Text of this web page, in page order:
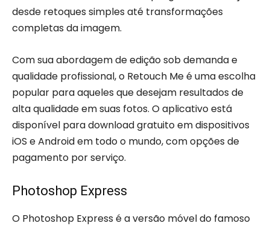
desde retoques simples até transformações
completas da imagem.
Com sua abordagem de edição sob demanda e
qualidade profissional, o Retouch Me é uma escolha
popular para aqueles que desejam resultados de
alta qualidade em suas fotos. O aplicativo está
disponível para download gratuito em dispositivos
iOS e Android em todo o mundo, com opções de
pagamento por serviço.
Photoshop Express
O Photoshop Express é a versão móvel do famoso